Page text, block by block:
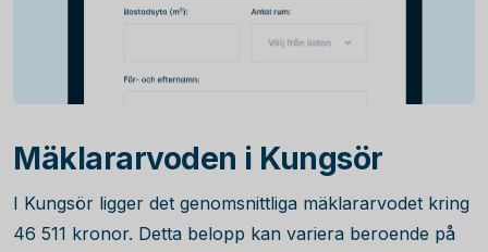
Mäklararvoden i Kungsör
I Kungsör ligger det genomsnittliga mäklararvodet kring
46 511 kronor. Detta belopp kan variera beroende på